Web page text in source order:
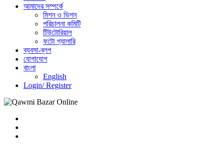
আমাদের সম্পর্কে
মিশন ও ভিশন
পরিচালনা কমিটি
টিউটোরিয়াল
ফটো গ্যালারি
ব্যবসা-ব্লগ
যোগাযোগ
বাংলা
English
Login/ Register